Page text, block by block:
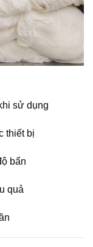
sử dụng
thiết bị
bẩn
quả